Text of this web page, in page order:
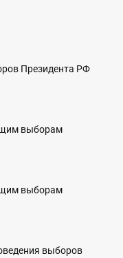
Президента РФ
выборам
выборам
выборов